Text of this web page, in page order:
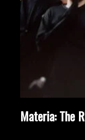
Materia: The